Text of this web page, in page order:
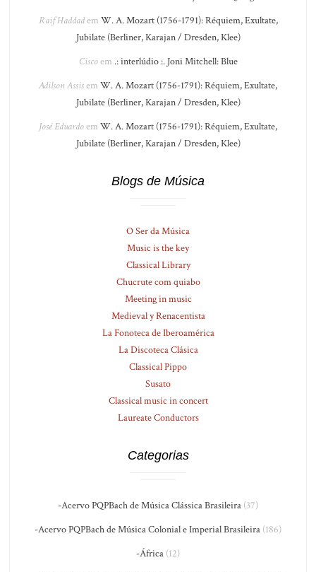
Raif Haddadem W. A. Mozart (1756-1791): Réquiem, Exultate,
Jubilate (Berliner, Karajan / Dresden, Klee)
Ciscoem .: interlúdio :. Joni Mitchell: Blue
Adilson Assisem W. A. Mozart (1756-1791): Réquiem, Exultate,
Jubilate (Berliner, Karajan / Dresden, Klee)
José Eduardoem W. A. Mozart (1756-1791): Réquiem, Exultate,
Jubilate (Berliner, Karajan / Dresden, Klee)
Blogs de Música
O Ser da Música
Music is the key
Classical Library
Chucrute com quiabo
Meeting in music
Medieval y Renacentista
La Fonoteca de Iberoamérica
La Discoteca Clásica
Classical Pippo
Susato
Classical music in concert
Laureate Conductors
Categorias
-Acervo PQPBach de Música Clássica Brasileira (37)
-Acervo PQPBach de Música Colonial e Imperial Brasileira (186)
-África (12)